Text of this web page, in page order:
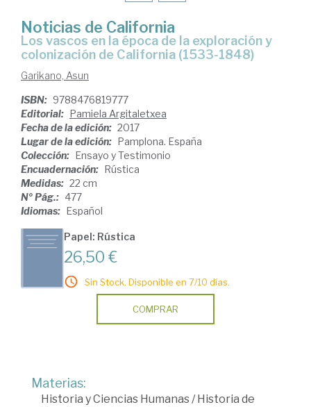
Noticias de California
los vascos en la época de la exploración y
colonización de California (1533-1848)
Garikano, Asun
ISBN: 9788476819777
Editorial: Pamiela Argitaletxea
Fecha de la edición: 2017
Lugar de la edición: Pamplona. España
Colección: Ensayo y Testimonio
Encuadernación: Rústica
Medidas: 22 cm
Nº Pág.: 477
Idiomas: Español
Papel: Rústica
26,50 €
Sin Stock. Disponible en 7/10 días.
COMPRAR
Materias:
Historia y Ciencias Humanas/ Historia de